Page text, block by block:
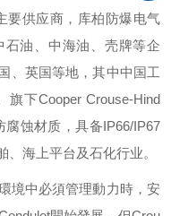
要供应商，库柏防爆电气
油、中海油、壳牌等企
、英国等地，其中中国工
旗下Cooper Crouse-Hind
腐蚀材质，具备IP66/IP67
海上平台及石化行业。
境中必須管理動力時，安